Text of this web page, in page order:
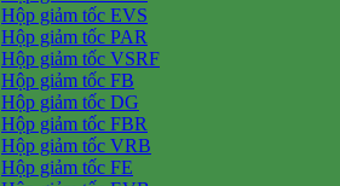
Hộp giảm tốc EVS
Hộp giảm tốc PAR
Hộp giảm tốc VSRF
Hộp giảm tốc FB
Hộp giảm tốc DG
Hộp giảm tốc FBR
Hộp giảm tốc VRB
Hộp giảm tốc FE